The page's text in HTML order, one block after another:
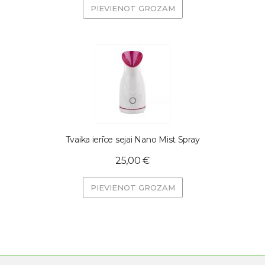
PIEVIENOT GROZAM
Tvaika ierīce sejai Nano Mist Spray
25,00 €
PIEVIENOT GROZAM